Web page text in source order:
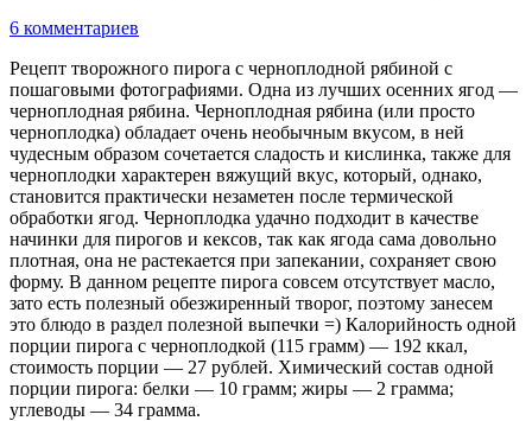
6 комментариев
Рецепт творожного пирога с черноплодной рябиной с
пошаговыми фотографиями. Одна из лучших осенних ягод —
черноплодная рябина. Черноплодная рябина (или просто
черноплодка) обладает очень необычным вкусом, в ней
чудесным образом сочетается сладость и кислинка, также для
черноплодки характерен вяжущий вкус, который, однако,
становится практически незаметен после термической
обработки ягод. Черноплодка удачно подходит в качестве
начинки для пирогов и кексов, так как ягода сама довольно
плотная, она не растекается при запекании, сохраняет свою
форму. В данном рецепте пирога совсем отсутствует масло,
зато есть полезный обезжиренный творог, поэтому занесем
это блюдо в раздел полезной выпечки =) Калорийность одной
порции пирога с черноплодкой (115 грамм) — 192 ккал,
стоимость порции — 27 рублей. Химический состав одной
порции пирога: белки — 10 грамм; жиры — 2 грамма;
углеводы — 34 грамма.